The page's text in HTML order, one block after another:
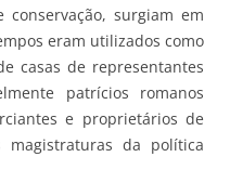
surgiam em
eram utilizados como
casas de representantes
patrícios romanos
e proprietários de
magistraturas da política